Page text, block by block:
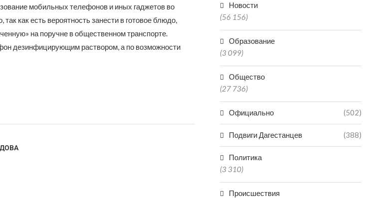
мобильных телефонов и иных гаджетов во
как есть вероятность занести в готовое блюдо,
на поручне в общественном транспорте.
дезинфицирующим раствором, а по возможности
Новости
(56 156)
Образование
(3 099)
Общество
(27 736)
Официально (502)
Подвиги Дагестанцев (388)
Политика
(3 310)
Происшествия